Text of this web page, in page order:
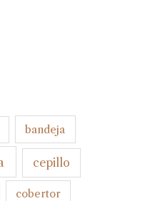
bandeja
cepillo
cobertor